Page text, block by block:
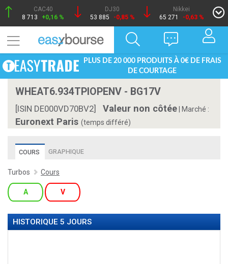
CAC40
8 713
+0,16 %
DJ30
53 885
-0,85 %
Nikkei
65 271
-0,63 %
PLUS DE 20 000 PRODUITS À 0€ DE FRAIS
DE COURTAGE
WHEAT6.934TPIOPENV - BG17V
[ISIN DE000VD70BV2] Valeur non côtée Marché :
Euronext Paris (temps différé)
COURS GRAPHIQUE
Turbos Cours
A V
HISTORIQUE 5 JOURS